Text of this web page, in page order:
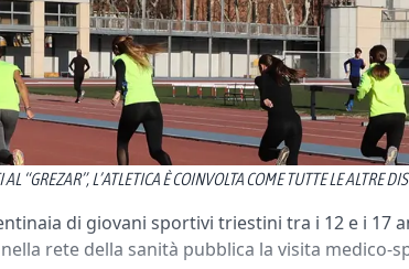
“GREZAR”, L’ATLETICA È COINVOLTA COME TUTTE LE ALTRE
di giovani sportivi triestini tra i 12 e i 17
rete della sanità pubblica la visita medico-